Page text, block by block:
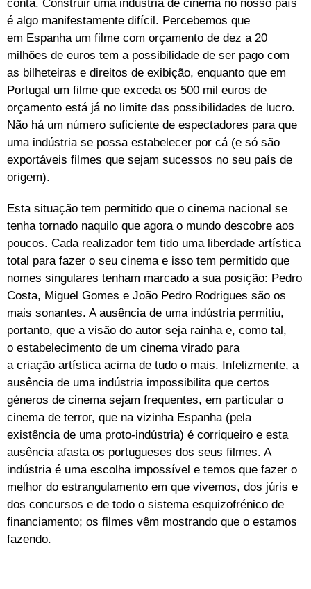
conta. Construir uma industria de cinema no nosso país
é algo manifestamente difícil. Percebemos que
em Espanha um filme com orçamento de dez a 20
milhões de euros tem a possibilidade de ser pago com
as bilheteiras e direitos de exibição, enquanto que em
Portugal um filme que exceda os 500 mil euros de
orçamento está já no limite das possibilidades de lucro.
Não há um número suficiente de espectadores para que
uma indústria se possa estabelecer por cá (e só são
exportáveis filmes que sejam sucessos no seu país de
origem).
Esta situação tem permitido que o cinema nacional se
tenha tornado naquilo que agora o mundo descobre aos
poucos. Cada realizador tem tido uma liberdade artística
total para fazer o seu cinema e isso tem permitido que
nomes singulares tenham marcado a sua posição: Pedro
Costa, Miguel Gomes e João Pedro Rodrigues são os
mais sonantes. A ausência de uma indústria permitiu,
portanto, que a visão do autor seja rainha e, como tal,
o estabelecimento de um cinema virado para
a criação artística acima de tudo o mais. Infelizmente, a
ausência de uma indústria impossibilita que certos
géneros de cinema sejam frequentes, em particular o
cinema de terror, que na vizinha Espanha (pela
existência de uma proto-indústria) é corriqueiro e esta
ausência afasta os portugueses dos seus filmes. A
indústria é uma escolha impossível e temos que fazer o
melhor do estrangulamento em que vivemos, dos júris e
dos concursos e de todo o sistema esquizofrénico de
financiamento; os filmes vêm mostrando que o estamos
fazendo.